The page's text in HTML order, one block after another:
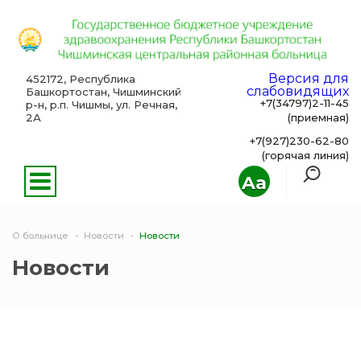
Aa
452172, Республика
Башкортостан, Чишминский
р-н, р.п. Чишмы, ул. Речная,
2А
Версия для
слабовидящих
+7(34797)2-11-45
(приемная)
+7(927)230-62-80
(горячая линия)
О больнице Новости Новости
Новости